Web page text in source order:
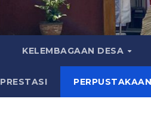
KELEMBAGAAN DESA
PRESTASI